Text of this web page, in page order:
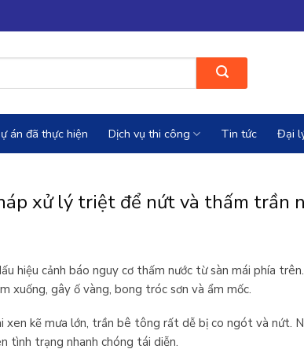
án đã thực hiện Dịch vụ thi công Tin tức Đại
xử lý triệt để nứt và thấm trần
hiệu cảnh báo nguy cơ thấm nước từ sàn mái phía
xuống, gây ố vàng, bong tróc sơn và ẩm mốc.
kẽ mưa lớn, trần bê tông rất dễ bị co ngót và nứt.
tình trạng nhanh chóng tái diễn.